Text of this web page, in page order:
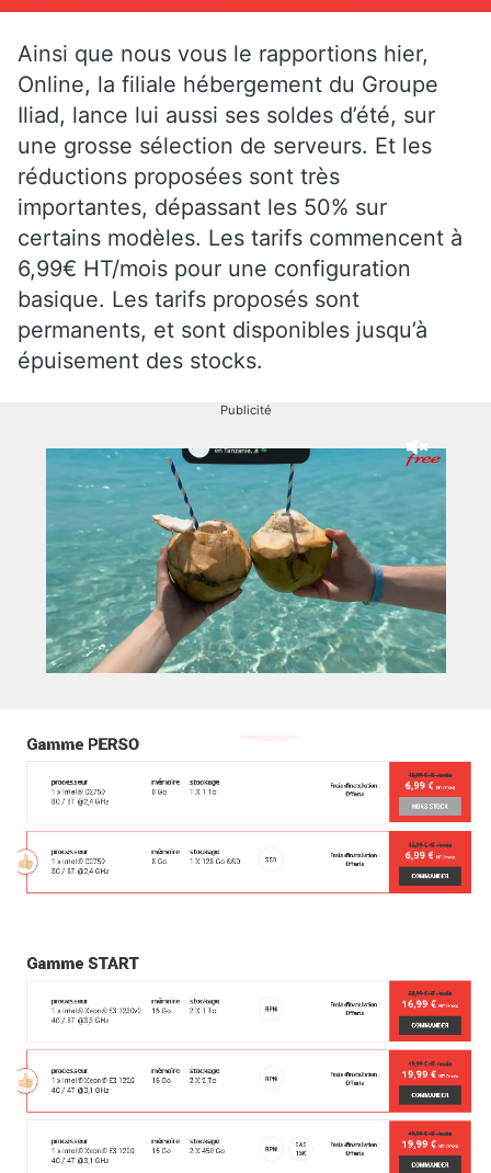
Ainsi que nous vous le rapportions hier,
Online, la filiale hébergement du Groupe
Iliad, lance lui aussi ses soldes d’été, sur
une grosse sélection de serveurs. Et les
réductions proposées sont très
importantes, dépassant les 50% sur
certains modèles. Les tarifs commencent à
6,99€ HT/mois pour une configuration
basique. Les tarifs proposés sont
permanents, et sont disponibles jusqu’à
épuisement des stocks.
Publicité